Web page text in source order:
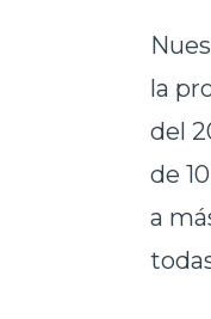
la
del
de
a